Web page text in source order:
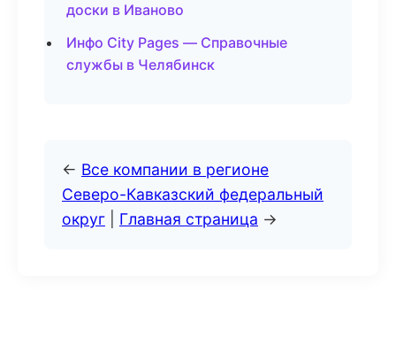
доски в Иваново
Инфо City Pages — Справочные
службы в Челябинск
← Все компании в регионе
Северо-Кавказский федеральный
округ
Главная страница →